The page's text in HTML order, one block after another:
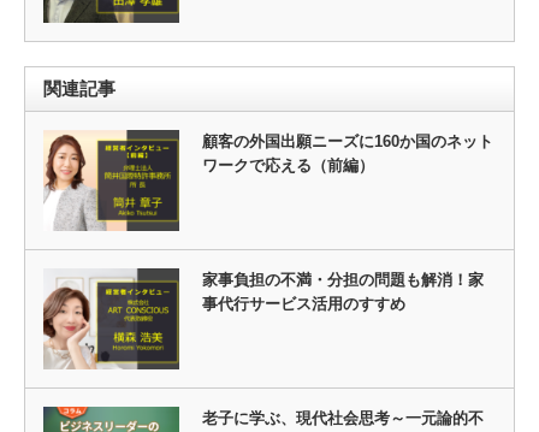
関連記事
顧客の外国出願ニーズに160か国のネット
ワークで応える（前編）
家事負担の不満・分担の問題も解消！家
事代行サービス活用のすすめ
老子に学ぶ、現代社会思考～一元論的不